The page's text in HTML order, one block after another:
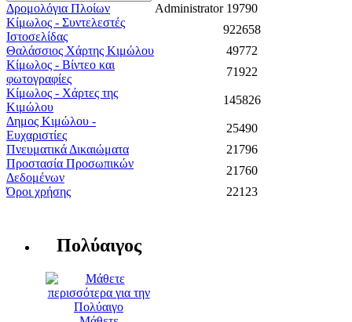
Δρομολόγια Πλοίων Administrator 19790
Κίμωλος - Συντελεστές
Ιστοσελίδας
922658
Θαλάσσιος Χάρτης Κιμώλου
49772
Κίμωλος - Βίντεο και
φωτογραφίες
71922
Κίμωλος - Χάρτες της
Κιμώλου
145826
Δημος Κιμώλου -
Ευχαριστίες
25490
Πνευματικά Δικαιώματα
21796
Προστασία Προσωπικών
Δεδομένων
21760
Όροι χρήσης
22123
Πολύαιγος